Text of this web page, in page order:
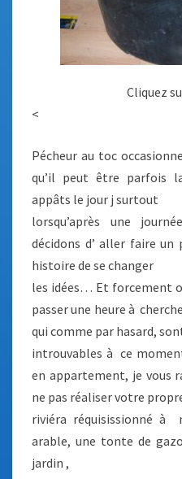
Cliquez
<
Pécheur au toc
qu’il peut être parfois
appâts le jour j surtout
lorsqu’après une
décidons d’ aller faire
histoire de se changer
les idées… Et forcement
passer une heure à
qui comme par hasard,
introuvables à ce
en appartement, je vous
ne pas réaliser votre
riviéra réquisissionné à
arable, une tonte de
jardin ,